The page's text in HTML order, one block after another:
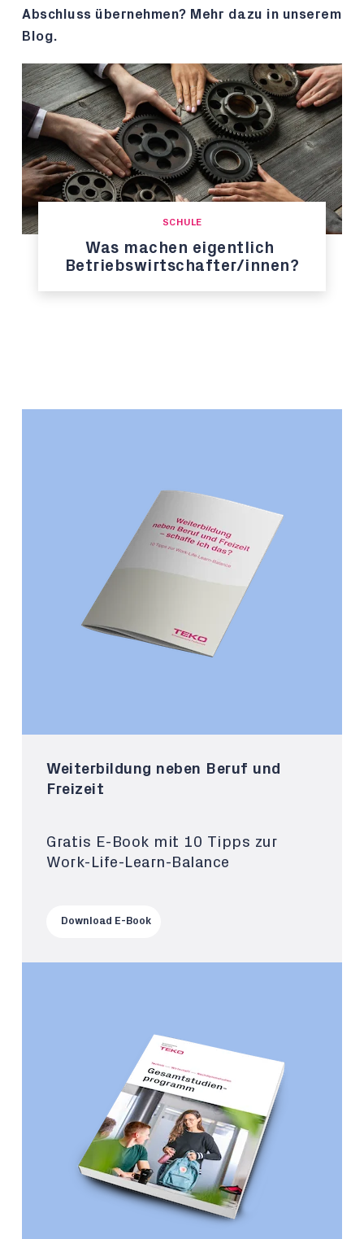
Abschluss übernehmen? Mehr dazu in unserem
Blog.
SCHULE
Was machen eigentlich
Betriebswirtschafter/innen?
Weiterbildung neben Beruf und
Freizeit
Gratis E-Book mit 10 Tipps zur
Work-Life-Learn-Balance
Download E-Book